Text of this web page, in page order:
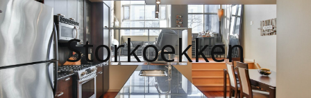
Storkoekken